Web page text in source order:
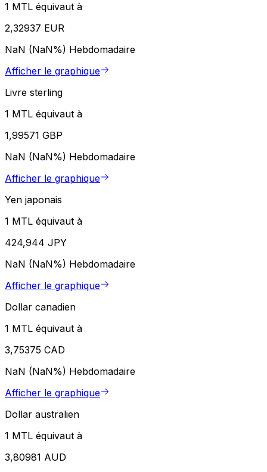
1 MTL équivaut à
2,32937 EUR
NaN (NaN%) Hebdomadaire
Afficher le graphique
Livre sterling
1 MTL équivaut à
1,99571 GBP
NaN (NaN%) Hebdomadaire
Afficher le graphique
Yen japonais
1 MTL équivaut à
424,944 JPY
NaN (NaN%) Hebdomadaire
Afficher le graphique
Dollar canadien
1 MTL équivaut à
3,75375 CAD
NaN (NaN%) Hebdomadaire
Afficher le graphique
Dollar australien
1 MTL équivaut à
3,80981 AUD